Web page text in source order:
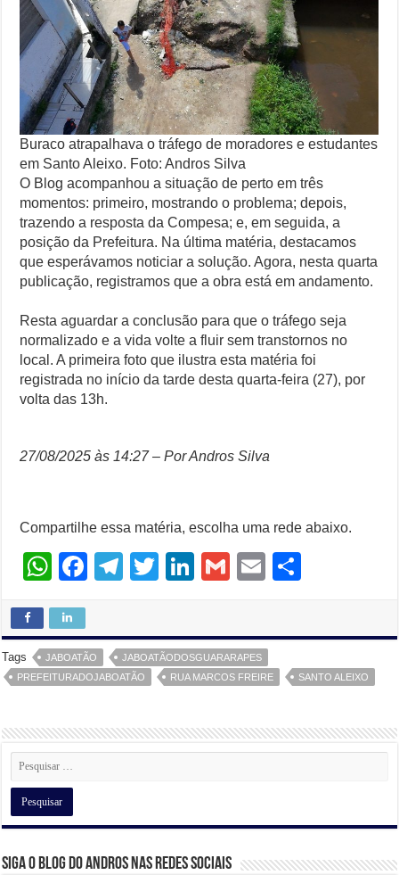
Buraco atrapalhava o tráfego de moradores e estudantes
em Santo Aleixo. Foto: Andros Silva
O Blog acompanhou a situação de perto em três
momentos: primeiro, mostrando o problema; depois,
trazendo a resposta da Compesa; e, em seguida, a
posição da Prefeitura. Na última matéria, destacamos
que esperávamos noticiar a solução. Agora, nesta quarta
publicação, registramos que a obra está em andamento.
Resta aguardar a conclusão para que o tráfego seja
normalizado e a vida volte a fluir sem transtornos no
local. A primeira foto que ilustra esta matéria foi
registrada no início da tarde desta quarta-feira (27), por
volta das 13h.
27/08/2025 às 14:27 – Por Andros Silva
Compartilhe essa matéria, escolha uma rede abaixo.
W
at
s
A
p
F
e
b
o
T
gr
a
T
er
Li
e
dI
G
E
Tags JABOATÃO
JABOATÃODOSGUARARAPES
PREFEITURADOJABOATÃO
RUA MARCOS FREIRE SANTO ALEIXO
Siga o Blog do Andros nas Redes Sociais